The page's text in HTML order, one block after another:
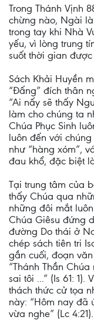
Trong Thánh Vịnh
chừng nào, Ngài
trong tay khi Nhà
yếu, vì lòng trung
suốt thời gian
Sách Khải Huyền
“Đấng” đích thân
“Ai nấy sẽ thấy
làm cho chúng ta
Chúa Phục Sinh
luôn đến với
như “hàng xóm”,
đau khổ, đặc biệt
Tại trung tâm của
thấy Chúa qua
những đôi mắt
Chúa Giêsu đứng
đường Do thái ở
chép sách tiên tri
gần cuối, đoạn
“Thánh Thần
sai tôi ...” (Is 61:
thách thức cử tọa
này: “Hôm nay đã
vừa nghe” (Lc 4:21).